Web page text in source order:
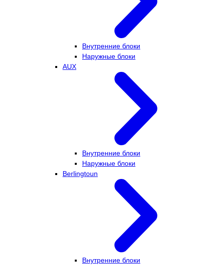
Внутренние блоки
Наружные блоки
AUX
Внутренние блоки
Наружные блоки
Berlingtoun
Внутренние блоки